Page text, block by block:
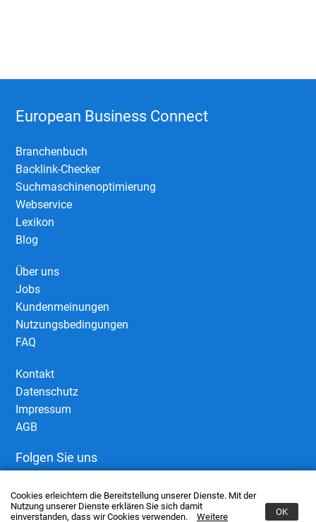
Cookies erleichtern die Bereitstellung unserer Dienste. Mit der
Nutzung unserer Dienste erklären Sie sich damit
einverstanden, dass wir Cookies verwenden.
Weitere OK
European Business Connect
Branchenbuch
Backlink-Checker
Suchmaschinenoptimierung
Webservice
Lexikon
Blog
Über uns
Jobs
Kundenmeinungen
Nutzungsbedingungen
FAQ
Kontakt
Datenschutz
Impressum
AGB
Folgen Sie uns